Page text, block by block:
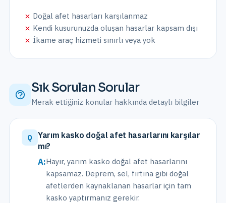
Doğal afet hasarları karşılanmaz
Kendi kusurunuzda oluşan hasarlar kapsam dışı
İkame araç hizmeti sınırlı veya yok
Sık Sorulan Sorular
Merak ettiğiniz konular hakkında detaylı bilgiler
Q
Yarım kasko doğal afet hasarlarını karşılar
mı?
A:Hayır, yarım kasko doğal afet hasarlarını
kapsamaz. Deprem, sel, fırtına gibi doğal
afetlerden kaynaklanan hasarlar için tam
kasko yaptırmanız gerekir.